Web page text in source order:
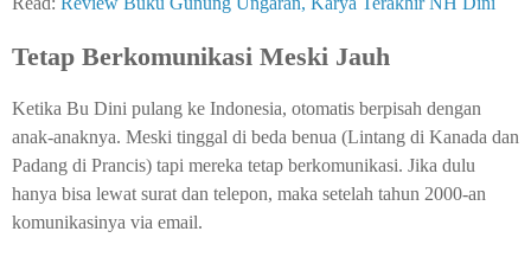
Tetap Berkomunikasi Meski Jauh
Ketika Bu Dini pulang ke Indonesia, otomatis berpisah dengan
anak-anaknya. Meski tinggal di beda benua (Lintang di Kanada dan
Padang di Prancis) tapi mereka tetap berkomunikasi. Jika dulu
hanya bisa lewat surat dan telepon, maka setelah tahun 2000-an
komunikasinya via email.